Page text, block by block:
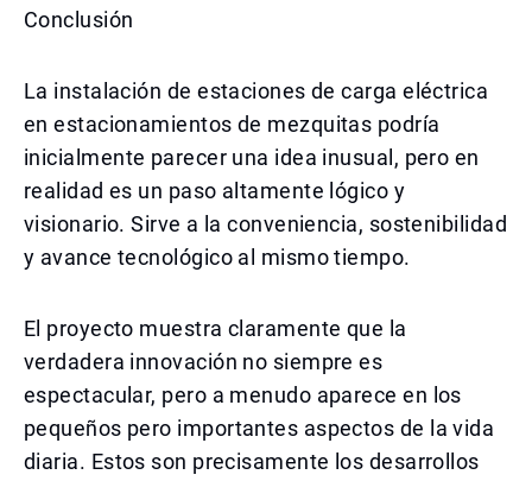
Conclusión
La instalación de estaciones de carga eléctrica
en estacionamientos de mezquitas podría
inicialmente parecer una idea inusual, pero en
realidad es un paso altamente lógico y
visionario. Sirve a la conveniencia, sostenibilidad
y avance tecnológico al mismo tiempo.
El proyecto muestra claramente que la
verdadera innovación no siempre es
espectacular, pero a menudo aparece en los
pequeños pero importantes aspectos de la vida
diaria. Estos son precisamente los desarrollos